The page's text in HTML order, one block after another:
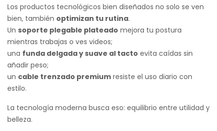
Los productos tecnológicos bien diseñados no solo se ven
bien, también optimizan tu rutina.
Un soporte plegable plateado mejora tu postura
mientras trabajas o ves videos;
una funda delgada y suave al tacto evita caídas sin
añadir peso;
un cable trenzado premium resiste el uso diario con
estilo.
La tecnología moderna busca eso: equilibrio entre utilidad y
belleza.